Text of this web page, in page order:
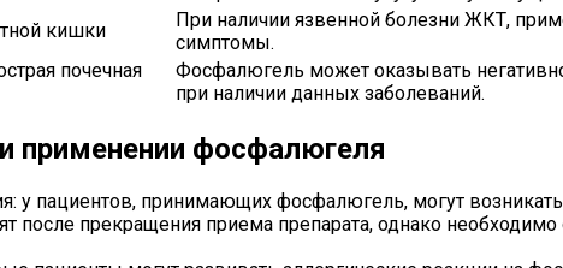
кишки
При наличии язвенной болезни ЖКТ,
симптомы.
почечная
Фосфалюгель может оказывать
при наличии данных заболеваний.
применении фосфалюгеля
у пациентов, принимающих фосфалюгель, могут
после прекращения приема препарата, однако